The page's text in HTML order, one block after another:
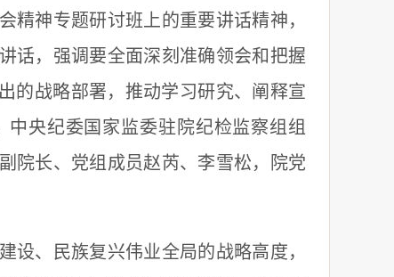
精神专题研讨班上的重要讲话精神，
话，强调要全面深刻准确领会和把握
的战略部署，推动学习研究、阐释宣
央纪委国家监委驻院纪检监察组组
院长、党组成员赵芮、李雪松，院党
、民族复兴伟业全局的战略高度，